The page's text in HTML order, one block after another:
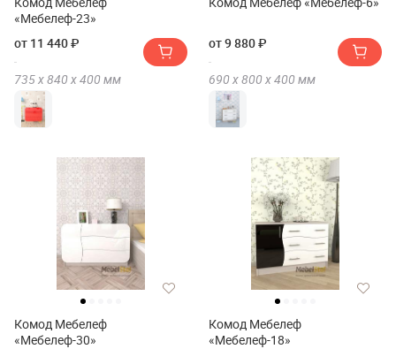
«Мебелеф-23»
от 11 440 ₽
735 х840 х400 мм
от 9 880 ₽
690 х800 х400 мм
Комод Мебелеф
«Мебелеф-30»
Комод Мебелеф
«Мебелеф-18»